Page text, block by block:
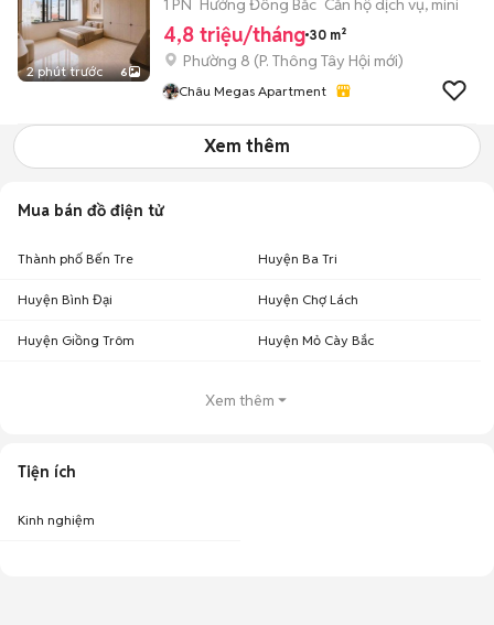
2 phút trước 6
1 PN Hướng Đông Bắc Căn hộ dịch vụ, mini
4,8 triệu/tháng 30 m²
Phường 8 (P. Thông Tây Hội mới)
Châu Megas Apartment
Xem thêm
Mua bán đồ điện tử
Thành phố Bến Tre Huyện Ba Tri
Huyện Bình Đại Huyện Chợ Lách
Huyện Giồng Trôm Huyện Mỏ Cày Bắc
Xem thêm
Tiện ích
Kinh nghiệm